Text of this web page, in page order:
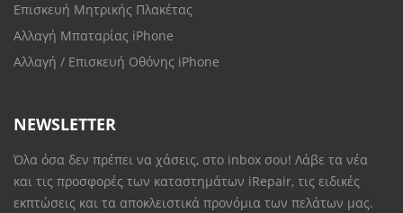
Επισκευή Μητρικής Πλακέτας
Αλλαγή Μπαταρίας iPhone
Αλλαγή / Επισκευή Οθόνης iPhone
NEWSLETTER
Όλα όσα δεν πρέπει να χάσεις, στο inbox σου! Λάβε τα νέα
και τις προσφορές των καταστημάτων iRepair, τις ειδικές
εκπτώσεις και τα αποκλειστικά προνόμια των πελάτων μας.